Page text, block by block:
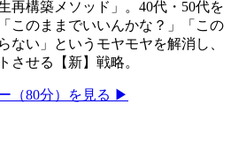
再構築メソッド」。40代・50代を
このままでいいんかな？」「この
ない」というモヤモヤを解消し、
させる【新】戦略。
（80分）を見る ▶